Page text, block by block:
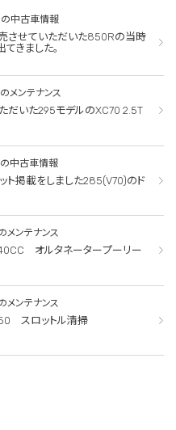
中古車情報
させていただいた850Rの当時
きました。
メンテナンス
だいた295モデルのXC70 2.5T
中古車情報
ト掲載をしました285(V70)のド
メンテナンス
オルタネータープーリー
メンテナンス
スロットル清掃